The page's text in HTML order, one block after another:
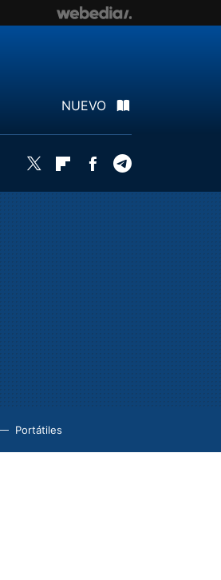
NUEVO
Twitter FlipboardFacebook
Portátiles